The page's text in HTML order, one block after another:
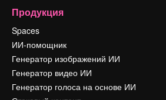
Продукция
Spaces
ИИ-помощник
Генератор изображений ИИ
Генератор видео ИИ
Генератор голоса на основе ИИ